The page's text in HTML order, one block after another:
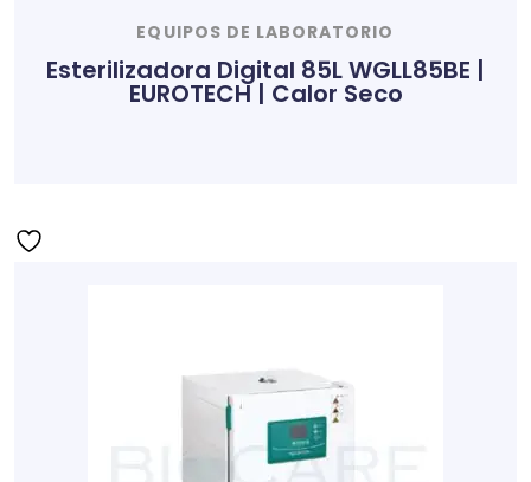
EQUIPOS DE LABORATORIO
Esterilizadora Digital 85L WGLL85BE |
EUROTECH | Calor Seco